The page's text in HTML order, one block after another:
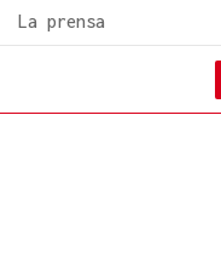
La prensa